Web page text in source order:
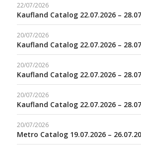
22/07/2026
Kaufland Catalog 22.07.2026 –
20/07/2026
Kaufland Catalog 22.07.2026 –
20/07/2026
Kaufland Catalog 22.07.2026 –
20/07/2026
Kaufland Catalog 22.07.2026 –
20/07/2026
Metro Catalog 19.07.2026 –